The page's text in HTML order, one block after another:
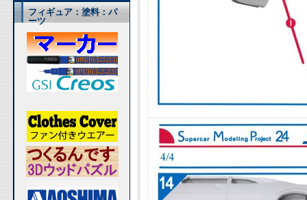
フィギュア：塗料：パ
ーツ